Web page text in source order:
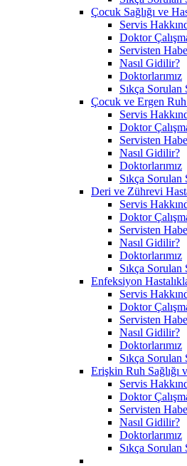
Çocuk Sağlığı ve
Servis
Doktor
Servisten
Nasıl Gidilir?
Doktorlarımız
Sıkça Sorulan
Çocuk ve Ergen Ruh
Servis
Doktor
Servisten
Nasıl Gidilir?
Doktorlarımız
Sıkça Sorulan
Deri ve Zührevi
Servis
Doktor
Servisten
Nasıl Gidilir?
Doktorlarımız
Sıkça Sorulan
Enfeksiyon
Servis
Doktor
Servisten
Nasıl Gidilir?
Doktorlarımız
Sıkça Sorulan
Erişkin Ruh Sağlığı
Servis
Doktor
Servisten
Nasıl Gidilir?
Doktorlarımız
Sıkça Sorulan